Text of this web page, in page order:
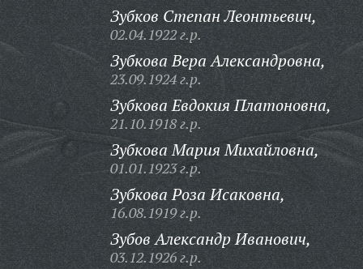
Зубков Степан Леонтьевич,
02.04.1922 г.р.
Зубкова Вера Александровна,
23.09.1924 г.р.
Зубкова Евдокия Платоновна,
21.10.1918 г.р.
Зубкова Мария Михайловна,
01.01.1923 г.р.
Зубкова Роза Исаковна,
16.08.1919 г.р.
Зубов Александр Иванович,
03.12.1926 г.р.